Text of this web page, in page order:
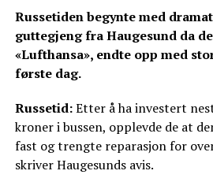
Russetiden begynte med
guttegjeng fra Haugesund da
«Lufthansa», endte opp med
første dag.
Russetid:Etter å ha investert
kroner i bussen, opplevde de at
fast og trengte reparasjon for
skriver Haugesunds avis.